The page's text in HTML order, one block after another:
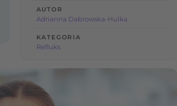
AUTOR
Adrianna Dabrowska-Hulka
KATEGORIA
Refluks